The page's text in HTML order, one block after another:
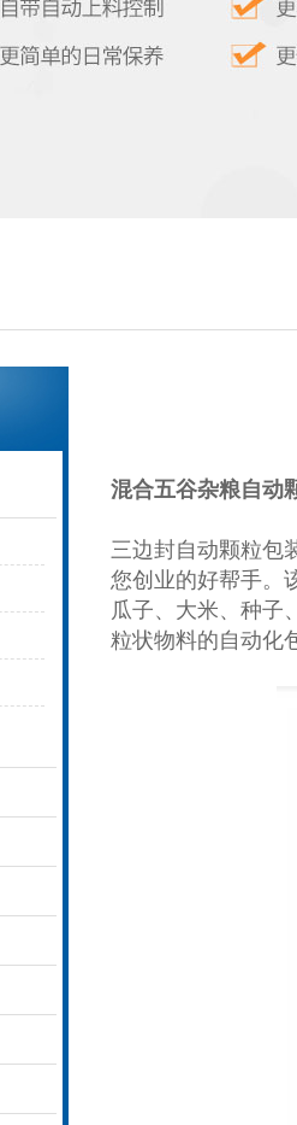
混合五谷杂粮自动
三边封自动颗粒包
您创业的好帮手。
瓜子、大米、种子
粒状物料的自动化